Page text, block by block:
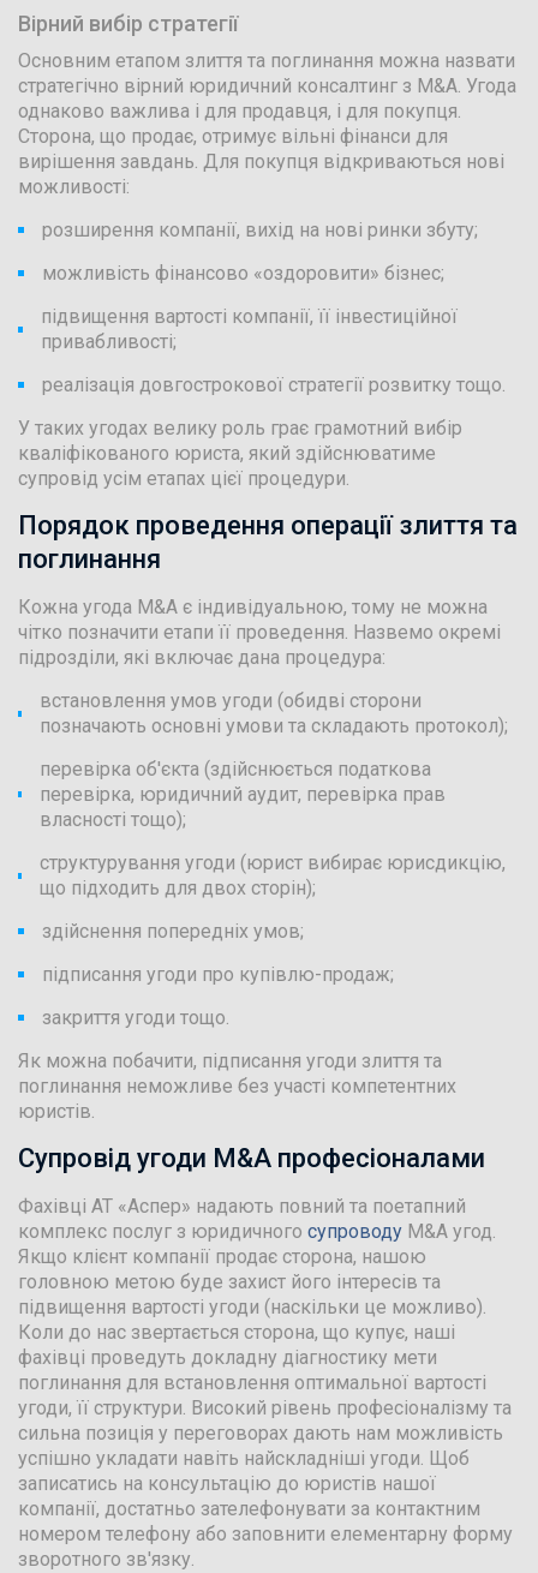
Вірний вибір стратегії
Основним етапом злиття та поглинання можна назвати
стратегічно вірний юридичний консалтинг з M&A. Угода
однаково важлива і для продавця, і для покупця.
Сторона, що продає, отримує вільні фінанси для
вирішення завдань. Для покупця відкриваються нові
можливості:
розширення компанії, вихід на нові ринки збуту;
можливість фінансово «оздоровити» бізнес;
підвищення вартості компанії, її інвестиційної
привабливості;
реалізація довгострокової стратегії розвитку тощо.
У таких угодах велику роль грає грамотний вибір
кваліфікованого юриста, який здійснюватиме
супровід усім етапах цієї процедури.
Порядок проведення операції злиття та
поглинання
Кожна угода M&A є індивідуальною, тому не можна
чітко позначити етапи її проведення. Назвемо окремі
підрозділи, які включає дана процедура:
встановлення умов угоди (обидві сторони
позначають основні умови та складають протокол);
перевірка об'єкта (здійснюється податкова
перевірка, юридичний аудит, перевірка прав
власності тощо);
структурування угоди (юрист вибирає юрисдикцію,
що підходить для двох сторін);
здійснення попередніх умов;
підписання угоди про купівлю-продаж;
закриття угоди тощо.
Як можна побачити, підписання угоди злиття та
поглинання неможливе без участі компетентних
юристів.
Супровід угоди M&A професіоналами
Фахівці АТ «Аспер» надають повний та поетапний
комплекс послуг з юридичного супроводу M&A угод.
Якщо клієнт компанії продає сторона, нашою
головною метою буде захист його інтересів та
підвищення вартості угоди (наскільки це можливо).
Коли до нас звертається сторона, що купує, наші
фахівці проведуть докладну діагностику мети
поглинання для встановлення оптимальної вартості
угоди, її структури. Високий рівень професіоналізму та
сильна позиція у переговорах дають нам можливість
успішно укладати навіть найскладніші угоди. Щоб
записатись на консультацію до юристів нашої
компанії, достатньо зателефонувати за контактним
номером телефону або заповнити елементарну форму
зворотного зв'язку.